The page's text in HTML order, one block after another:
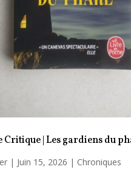
Critique | Les gardiens du
| Juin 15, 2026 | Chroniques